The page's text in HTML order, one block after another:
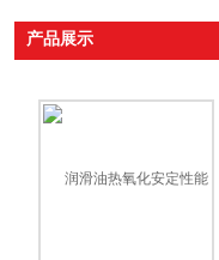
产品展示